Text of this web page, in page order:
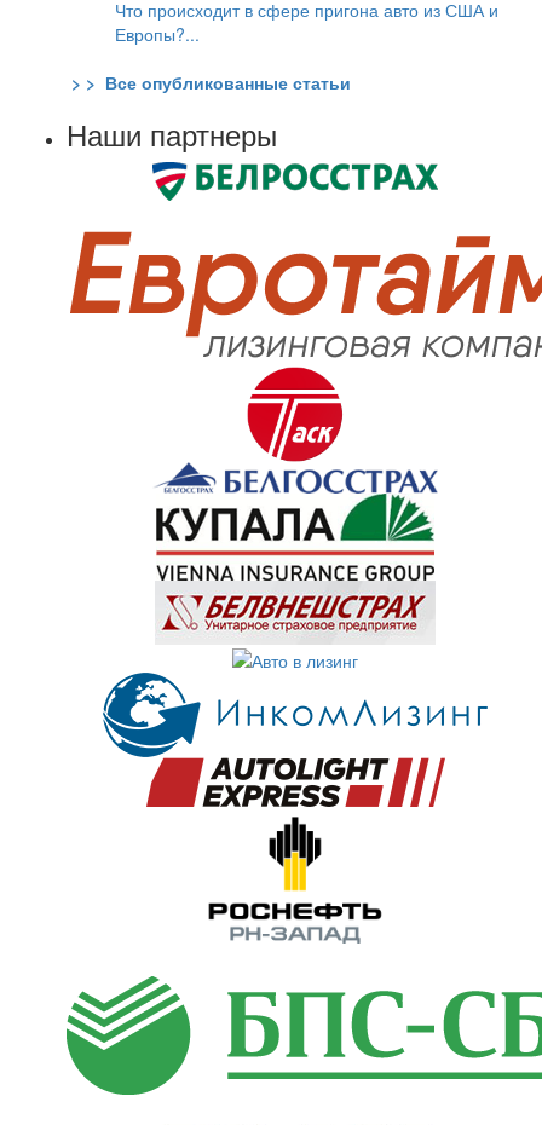
Что происходит в сфере пригона авто из США и
Европы?...
> > Все опубликованные статьи
Наши партнеры